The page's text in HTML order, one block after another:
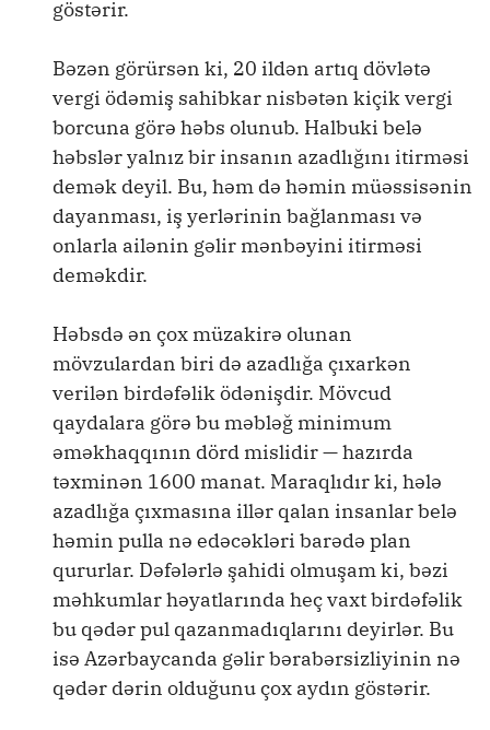
göstərir.
Bəzən görürsən ki, 20 ildən artıq dövlətə
vergi ödəmiş sahibkar nisbətən kiçik vergi
borcuna görə həbs olunub. Halbuki belə
həbslər yalnız bir insanın azadlığını itirməsi
demək deyil. Bu, həm də həmin müəssisənin
dayanması, iş yerlərinin bağlanması və
onlarla ailənin gəlir mənbəyini itirməsi
deməkdir.
Həbsdə ən çox müzakirə olunan
mövzulardan biri də azadlığa çıxarkən
verilən birdəfəlik ödənişdir. Mövcud
qaydalara görə bu məbləğ minimum
əməkhaqqının dörd mislidir — hazırda
təxminən 1600 manat. Maraqlıdır ki, hələ
azadlığa çıxmasına illər qalan insanlar belə
həmin pulla nə edəcəkləri barədə plan
qururlar. Dəfələrlə şahidi olmuşam ki, bəzi
məhkumlar həyatlarında heç vaxt birdəfəlik
bu qədər pul qazanmadıqlarını deyirlər. Bu
isə Azərbaycanda gəlir bərabərsizliyinin nə
qədər dərin olduğunu çox aydın göstərir.